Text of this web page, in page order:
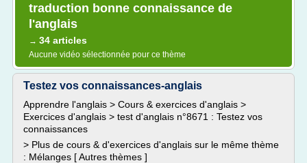
traduction bonne connaissance de
l'anglais
→ 34 articles
Aucune vidéo sélectionnée pour ce thème
Testez vos connaissances-anglais
Apprendre l'anglais > Cours & exercices d'anglais >
Exercices d'anglais > test d'anglais n°8671 : Testez vos
connaissances
> Plus de cours & d'exercices d'anglais sur le même thème
: Mélanges [ Autres thèmes ]